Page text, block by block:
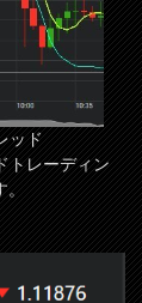
ッド
トレーディン
。